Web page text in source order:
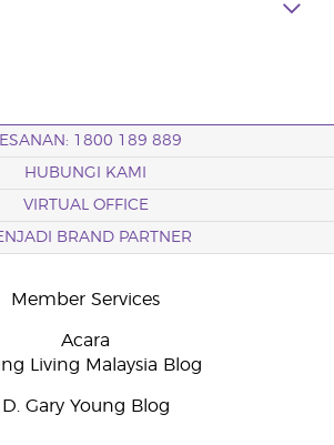
1800 189 889
HUBUNGI KAMI
VIRTUAL OFFICE
BRAND PARTNER
Member Services
Acara
Living Malaysia Blog
D. Gary Young Blog